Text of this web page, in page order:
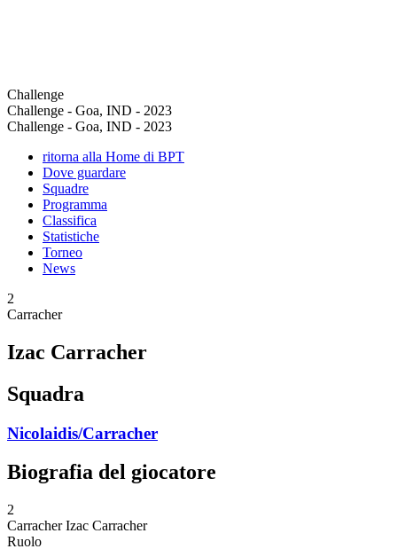
Challenge
Challenge - Goa, IND - 2023
Challenge - Goa, IND - 2023
ritorna alla Home di BPT
Dove guardare
Squadre
Programma
Classifica
Statistiche
Torneo
News
2
Carracher
Izac Carracher
Squadra
Nicolaidis/Carracher
Biografia del giocatore
2
Carracher Izac Carracher
Ruolo